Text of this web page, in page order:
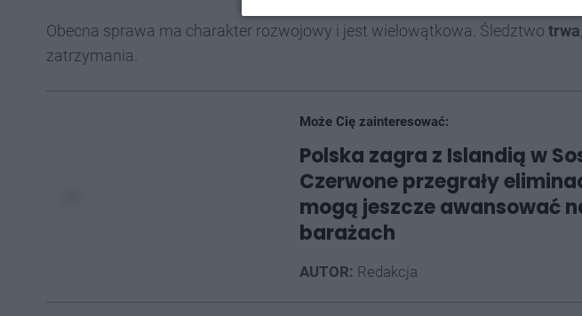
Obecna sprawa ma charakter rozwojowy i jest wielowątkowa. Śledztwo trwa
zatrzymania.
Może Cię zainteresować:
Polska zagra z Islandią w
Czerwone przegrały
mogą jeszcze awansować
barażach
AUTOR: Redakcja